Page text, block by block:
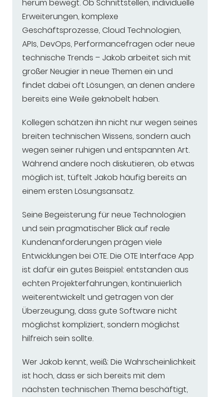
herum bewegt. Ob Schnittstellen, individuelle
Erweiterungen, komplexe
Geschäftsprozesse, Cloud Technologien,
APIs, DevOps, Performancefragen oder neue
technische Trends – Jakob arbeitet sich mit
großer Neugier in neue Themen ein und
findet dabei oft Lösungen, an denen andere
bereits eine Weile geknobelt haben.
Kollegen schätzen ihn nicht nur wegen seines
breiten technischen Wissens, sondern auch
wegen seiner ruhigen und entspannten Art.
Während andere noch diskutieren, ob etwas
möglich ist, tüftelt Jakob häufig bereits an
einem ersten Lösungsansatz.
Seine Begeisterung für neue Technologien
und sein pragmatischer Blick auf reale
Kundenanforderungen prägen viele
Entwicklungen bei OTE. Die OTE Interface App
ist dafür ein gutes Beispiel: entstanden aus
echten Projekterfahrungen, kontinuierlich
weiterentwickelt und getragen von der
Überzeugung, dass gute Software nicht
möglichst kompliziert, sondern möglichst
hilfreich sein sollte.
Wer Jakob kennt, weiß: Die Wahrscheinlichkeit
ist hoch, dass er sich bereits mit dem
nächsten technischen Thema beschäftigt,